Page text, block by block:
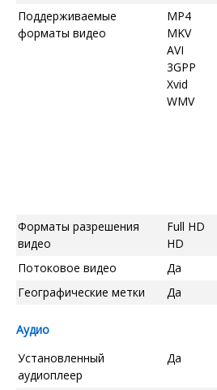
Поддерживаемые
форматы видео
MP4
MKV
AVI
3GPP
Xvid
WMV
Форматы разрешения
видео
Full HD
HD
Потоковое видео
Да
Географические метки
Да
Аудио
Установленный
аудиоплеер
Да